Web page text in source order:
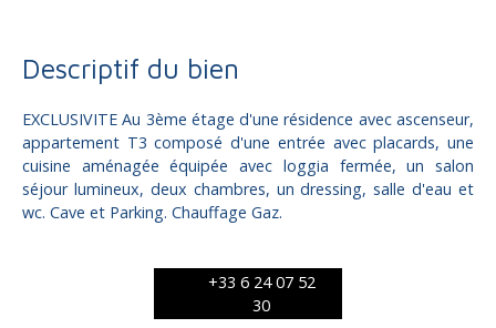
Descriptif du bien
EXCLUSIVITE Au 3ème étage d'une résidence avec ascenseur,
appartement T3 composé d'une entrée avec placards, une
cuisine aménagée équipée avec loggia fermée, un salon
séjour lumineux, deux chambres, un dressing, salle d'eau et
wc. Cave et Parking. Chauffage Gaz.
+33 6 24 07 52
30